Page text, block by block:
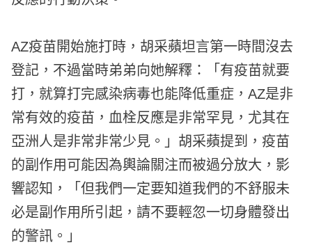
AZ疫苗開始施打時，胡采蘋坦言第一時間沒去
登記，不過當時弟弟向她解釋：「有疫苗就要
打，就算打完感染病毒也能降低重症，AZ是非
常有效的疫苗，血栓反應是非常罕見，尤其在
亞洲人是非常非常少見。」胡采蘋提到，疫苗
的副作用可能因為輿論關注而被過分放大，影
響認知，「但我們一定要知道我們的不舒服未
必是副作用所引起，請不要輕忽一切身體發出
的警訊。」